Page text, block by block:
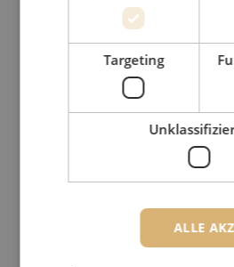
Targeting
ALLE